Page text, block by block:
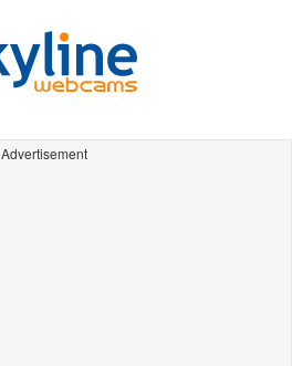
Advertisement